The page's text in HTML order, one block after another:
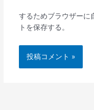
するためブラウザーに
トを保存する。